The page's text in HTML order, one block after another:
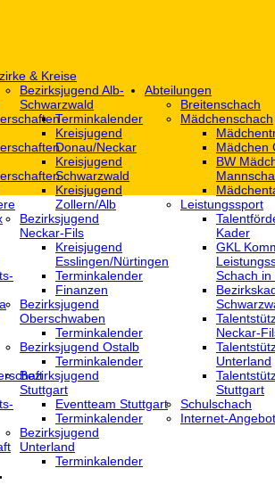
& Kreise
Bezirksjugend Alb-
Schwarzwald
Terminkalender
Kreisjugend
Donau/Neckar
Kreisjugend
Schwarzwald
Kreisjugend
Zollern/Alb
Bezirksjugend
Neckar-Fils
Kreisjugend
‎Esslingen/Nürtingen
Terminkalender
Finanzen
Bezirksjugend
Oberschwaben
Terminkalender
Bezirksjugend Ostalb
Terminkalender
Bezirksjugend
Stuttgart
‎Eventteam Stuttgart
Terminkalender
Bezirksjugend
Unterland
Terminkalender
Abteilungen
Breitenschach
Mädchenschach
Mädchen
BW
Leistungssport
Kader
GKL
Schach in
Neckar-
Unterland
Stuttgart
Schulschach
Internet-